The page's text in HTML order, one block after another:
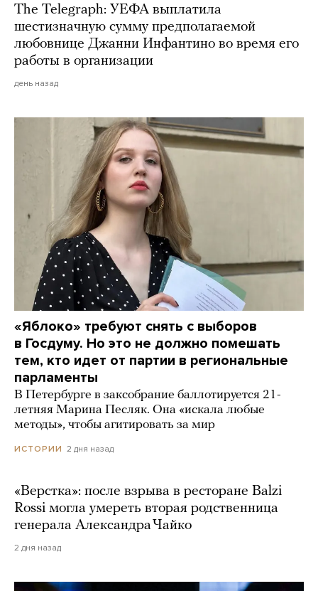
The Telegraph: УЕФА выплатила
шестизначную сумму предполагаемой
любовнице Джанни Инфантино во время его
работы в организации
день назад
«Яблоко» требуют снять с выборов
в Госдуму. Но это не должно помешать
тем, кто идет от партии в региональные
парламенты
В Петербурге в заксобрание баллотируется 21-
летняя Марина Песляк. Она «искала любые
методы», чтобы агитировать за мир
ИСТОРИИ 2 дня назад
«Верстка»: после взрыва в ресторане Balzi
Rossi могла умереть вторая родственница
генерала Александра Чайко
2 дня назад